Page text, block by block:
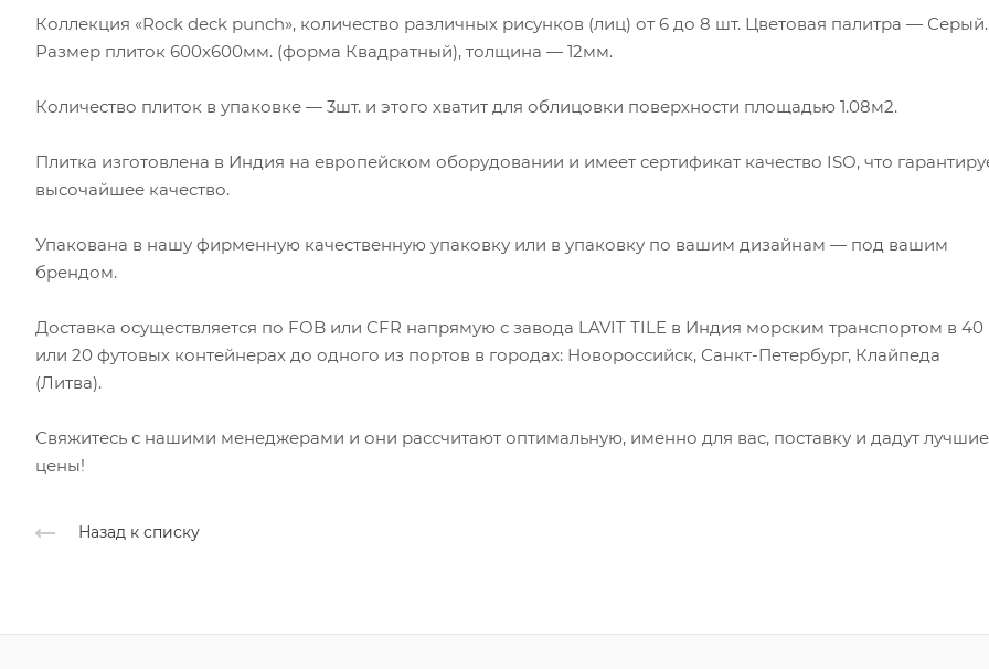
Коллекция «Rock deck punch», количество различных рисунков (лиц) от 6 до 8 шт. Цветовая палитра — Серый.
Размер плиток 600x600мм. (форма Квадратный), толщина — 12мм.
Количество плиток в упаковке — 3шт. и этого хватит для облицовки поверхности площадью 1.08м2.
Плитка изготовлена в Индия на европейском оборудовании и имеет сертификат качество ISO, что
высочайшее качество.
Упакована в нашу фирменную качественную упаковку или в упаковку по вашим дизайнам — под вашим
брендом.
Доставка осуществляется по FOB или CFR напрямую с завода LAVIT TILE в Индия морским транспортом в 40
или 20 футовых контейнерах до одного из портов в городах: Новороссийск, Санкт-Петербург, Клайпеда
(Литва).
Свяжитесь с нашими менеджерами и они рассчитают оптимальную, именно для вас, поставку и дадут лучшие
цены!
Назад к списку